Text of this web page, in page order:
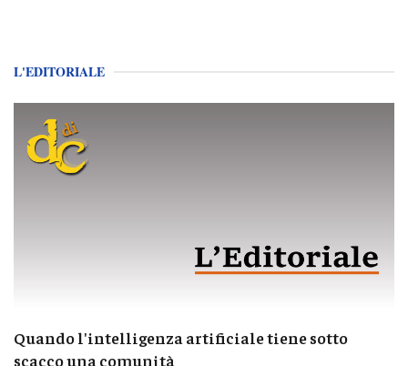
L'EDITORIALE
Quando l'intelligenza artificiale tiene sotto
scacco una comunità